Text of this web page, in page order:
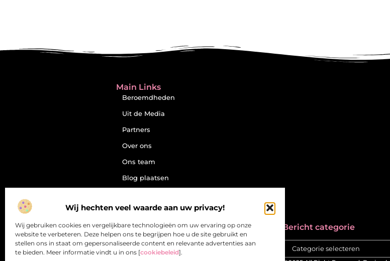
Wij hechten veel waarde aan uw privacy!
Wij gebruiken cookies en vergelijkbare technologieën om uw ervaring op onze
website te verbeteren. Deze helpen ons te begrijpen hoe u de site gebruikt en
stellen ons in staat om gepersonaliseerde content en relevante advertenties aan
te bieden. Meer informatie vindt u in ons [cookiebeleid].
Main Links
Beroemdheden
Uit de Media
Partners
Over ons
Ons team
Blog plaatsen
Website index
Cookiebeleid (EU)
Inleiding: de verleiding én de
valkuil van backlinks kopen
Bericht categorie